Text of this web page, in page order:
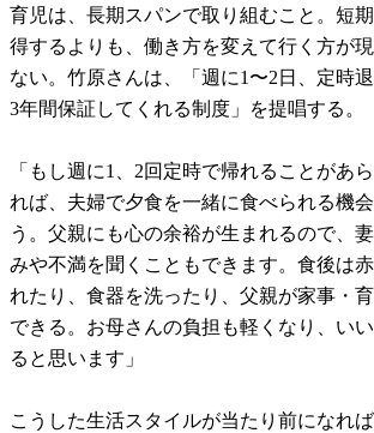
育児は、長期スパンで取り組むこと。短
得するよりも、働き方を変えて行く方が
ない。竹原さんは、「週に1〜2日、定時
3年間保証してくれる制度」を提唱する。
「もし週に1、2回定時で帰れることがあ
れば、夫婦で夕食を一緒に食べられる機
う。父親にも心の余裕が生まれるので、
みや不満を聞くこともできます。食後は
れたり、食器を洗ったり、父親が家事・
できる。お母さんの負担も軽くなり、い
ると思います」
こうした生活スタイルが当たり前になれ